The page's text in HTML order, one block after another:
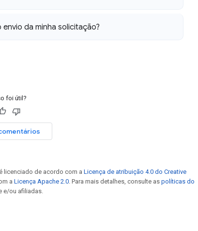
da minha solicitação?
foi útil?
licenciado de acordo com a Licença de atribuição 4.0 do Creative
a Licença Apache 2.0 . Para mais detalhes, consulte as políticas do
e/ou afiliadas.